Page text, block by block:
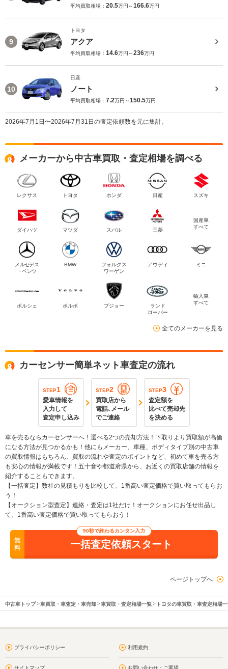
平均買取相場： 20.5万円～166.6万円
9
トヨタ
アクア
平均買取相場： 14.6万円～236万円
10
日産
ノート
平均買取相場： 7.2万円～150.5万円
2026年7月1日〜2026年7月31日の査定依頼数を元に集計。
メーカーから中古車買取・査定相場を調べる
レクサス トヨタ ホンダ 日産 スズキ
ダイハツ マツダ スバル 三菱
国産車
すべて
メルセデス
・ベンツ
BMW
フォルクス
ワーゲン
アウディ ミニ
ポルシェ ボルボ プジョー
ランド
ローバー
輸入車
すべて
全てのメーカーを見る
カーセンサー簡単ネット車査定の流れ
STEP1
愛車情報を
入力して
査定申し込み
STEP2
買取店から
電話､メール
でご連絡
STEP3
査定額を
比べて売却先
を決める
車を売るならカーセンサーへ！選べる2つの売却方法！下取りより買取額が高価
になる方法が見つかるかも！他にもメーカー、車種、ボディタイプ別の中古車
の買取情報はもちろん、買取の流れや査定のポイントなど、初めて車を売る方
も安心の情報が満載です！五十音や都道府県から、お近くの買取店舗の情報を
紹介することもできます。
【一括査定】数社の見積もりを比較して、1番高い査定価格で買い取ってもらお
う！
【オークション型査定】連絡・査定は1社だけ！オークションにお任せ出品し
て、1番高い査定価格で買い取ってもらおう！
無
料
90秒で終わるカンタン入力
一括査定依頼スタート
ページトップへ
中古車トップ 車買取・車査定・車売却 車買取・査定相場一覧 トヨタの車買取・車査定相場
プライバシーポリシー 利用規約
サイトマップ お問い合わせ・ご要望